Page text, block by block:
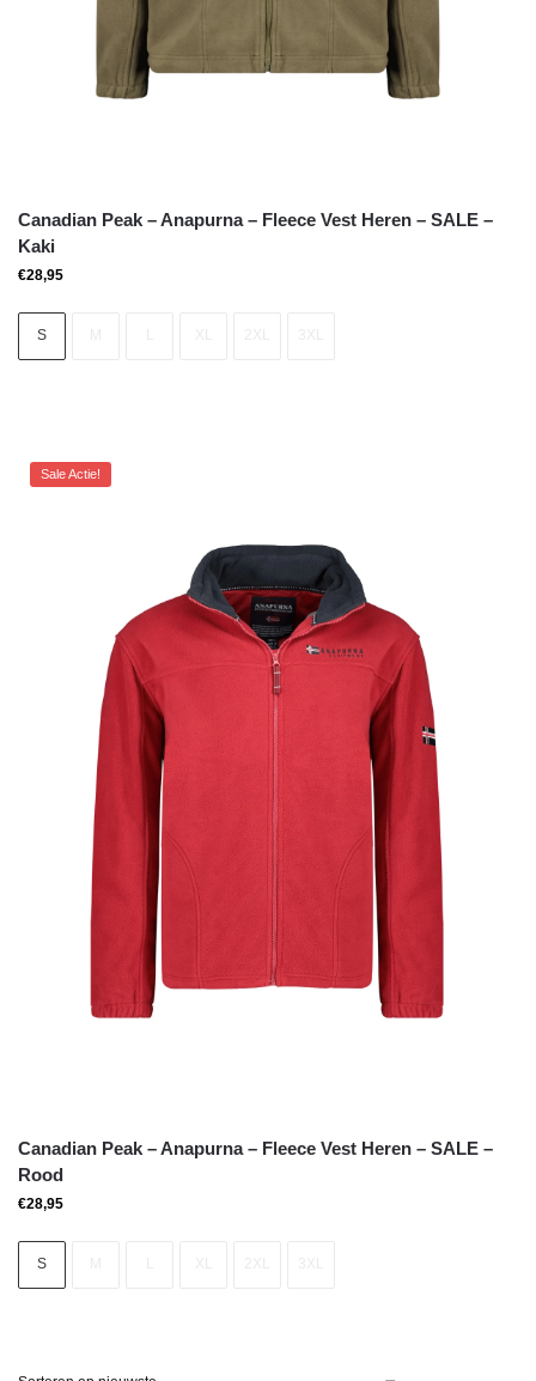
Canadian Peak – Anapurna – Fleece Vest Heren – SALE –
Kaki
€28,95
S
Sale Actie!
Canadian Peak – Anapurna – Fleece Vest Heren – SALE –
Rood
€28,95
S